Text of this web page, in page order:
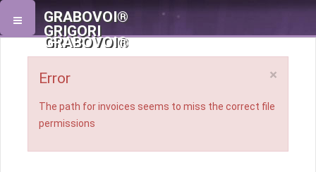
GRABOVOI®
GRIGORI
GRABOVOI®
×
Error
The path for invoices seems to miss the correct file
permissions